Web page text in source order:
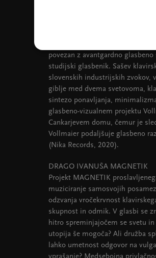
Po diplomi na Akademiji za
povezan z avantgardno
studijski glasbenik. Sašev
slovenskih industrijskih zvokov,
giblje med dvema svetovoma,
sintezo ponavljanja,
glasbeno-vizualnem projektu
Cankarjevem domu, čemur je
Vollmaier podaljšuje glasbeno
(Nika Records, 2020).
DRAGO IVANUŠA MAGNETIK
Projekt MAGNETIK
muziciranje samosvojih
odzvanja vročekrvnost
skupnost in odmik. V glasbi se
hitro spreminjajočem se svetu in
utopija še mogoča? Ali družba
lahko umetnost odgovor na